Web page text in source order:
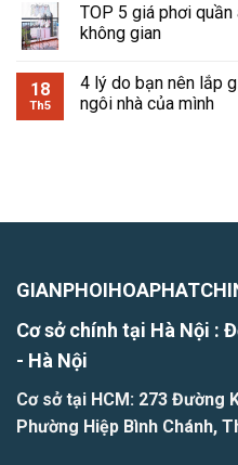
TOP 5 giá phơi
không gian
18
Th5
4 lý do bạn nên lắp
ngôi nhà của mình
Cơ sở chính tại Hà Nội :
- Hà Nội
Cơ sở tại HCM: 273 Đường
Phường Hiệp Bình Chánh,